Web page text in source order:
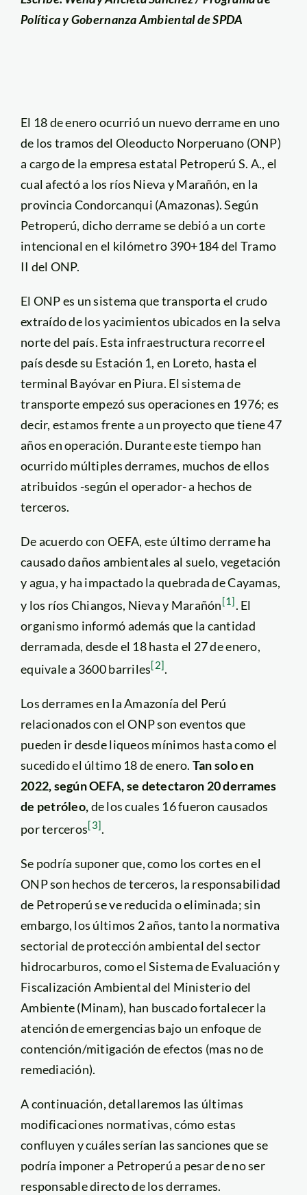
Política y Gobernanza Ambiental de SPDA
El 18 de enero ocurrió un nuevo derrame en uno
de los tramos del Oleoducto Norperuano (ONP)
a cargo de la empresa estatal Petroperú S. A., el
cual afectó a los ríos Nieva y Marañón, en la
provincia Condorcanqui (Amazonas). Según
Petroperú, dicho derrame se debió a un corte
intencional en el kilómetro 390+184 del Tramo
II del ONP.
El ONP es un sistema que transporta el crudo
extraído de los yacimientos ubicados en la selva
norte del país. Esta infraestructura recorre el
país desde su Estación 1, en Loreto, hasta el
terminal Bayóvar en Piura. El sistema de
transporte empezó sus operaciones en 1976; es
decir, estamos frente a un proyecto que tiene 47
años en operación. Durante este tiempo han
ocurrido múltiples derrames, muchos de ellos
atribuidos -según el operador- a hechos de
terceros.
De acuerdo con OEFA, este último derrame ha
causado daños ambientales al suelo, vegetación
y agua, y ha impactado la quebrada de Cayamas,
y los ríos Chiangos, Nieva y Marañón[1]. El
organismo informó además que la cantidad
derramada, desde el 18 hasta el 27 de enero,
equivale a 3600 barriles[2].
Los derrames en la Amazonía del Perú
relacionados con el ONP son eventos que
pueden ir desde liqueos mínimos hasta como el
sucedido el último 18 de enero. Tan solo en
2022, según OEFA, se detectaron 20 derrames
de petróleo,de los cuales 16 fueron causados
por terceros[3].
Se podría suponer que, como los cortes en el
ONP son hechos de terceros, la responsabilidad
de Petroperú se ve reducida o eliminada; sin
embargo, los últimos 2 años, tanto la normativa
sectorial de protección ambiental del sector
hidrocarburos, como el Sistema de Evaluación y
Fiscalización Ambiental del Ministerio del
Ambiente (Minam), han buscado fortalecer la
atención de emergencias bajo un enfoque de
contención/mitigación de efectos (mas no de
remediación).
A continuación, detallaremos las últimas
modificaciones normativas, cómo estas
confluyen y cuáles serían las sanciones que se
podría imponer a Petroperú a pesar de no ser
responsable directo de los derrames.